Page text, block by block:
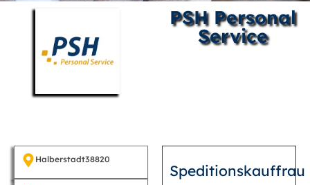
PSH Personal
Service
Halberstadt38820
Speditionskauffrau